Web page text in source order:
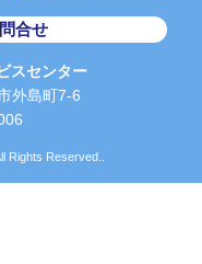
合せ
スセンター
外島町7-6
Rights Reserved..